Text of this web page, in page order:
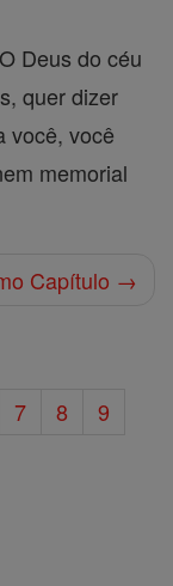
Deus do céu
quer dizer
você, você
memorial
Capítulo →
7 8
9